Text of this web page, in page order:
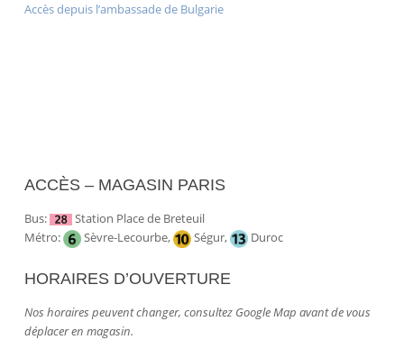
Accès depuis l’ambassade de Bulgarie
ACCÈS – MAGASIN PARIS
Bus:
Station Place de Breteuil
Métro:
Sèvre-Lecourbe, Ségur, Duroc
HORAIRES D’OUVERTURE
Nos horaires peuvent changer, consultez Google Map avant de vous
déplacer en magasin.